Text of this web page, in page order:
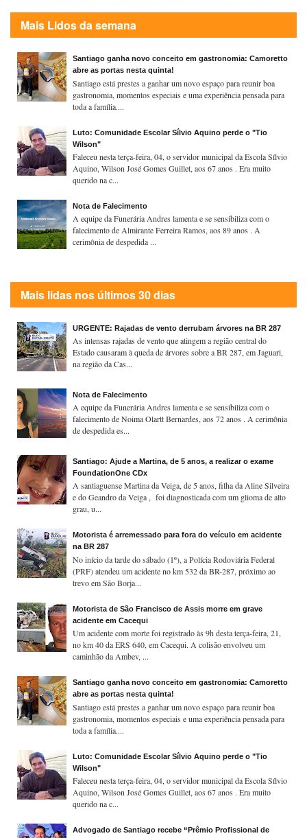
Mais Lidos da semana
Santiago ganha novo conceito em gastronomia: Camoretto
abre as portas nesta quinta!
Santiago está prestes a ganhar um novo espaço para reunir boa
gastronomia, momentos especiais e uma experiência pensada para
toda a família....
Luto: Comunidade Escolar Sílvio Aquino perde o "Tio
Wilson"
Faleceu nesta terça-feira, 04, o servidor municipal da Escola Sílvio
Aquino, Wilson José Gomes Guillet, aos 67 anos . Era muito
querido na c...
Nota de Falecimento
A equipe da Funerária Andres lamenta e se sensibiliza com o
falecimento de Almirante Ferreira Ramos, aos 89 anos . A
cerimônia de despedida ...
Mais lidas nos últimos 30 dias
URGENTE: Rajadas de vento derrubam árvores na BR 287
As intensas rajadas de vento que atingem a região central do
Estado causaram à queda de árvores sobre a BR 287, em Jaguari,
na região da Cas...
Nota de Falecimento
A equipe da Funerária Andres lamenta e se sensibiliza com o
falecimento de Noima Olartt Bernardes, aos 72 anos . A cerimônia
de despedida es...
Santiago: Ajude a Martina, de 5 anos, a realizar o exame
FoundationOne CDx
A santiaguense Martina da Veiga, de 5 anos, filha da Aline Silveira
e do Geandro da Veiga , foi diagnosticada com um glioma de alto
grau, u...
Motorista é arremessado para fora do veículo em acidente
na BR 287
No início da tarde do sábado (1º), a Polícia Rodoviária Federal
(PRF) atendeu um acidente no km 532 da BR-287, próximo ao
trevo em São Borja...
Motorista de São Francisco de Assis morre em grave
acidente em Cacequi
Um acidente com morte foi registrado às 9h desta terça-feira, 21,
no km 40 da ERS 640, em Cacequi. A colisão envolveu um
caminhão da Ambev, ...
Santiago ganha novo conceito em gastronomia: Camoretto
abre as portas nesta quinta!
Santiago está prestes a ganhar um novo espaço para reunir boa
gastronomia, momentos especiais e uma experiência pensada para
toda a família....
Luto: Comunidade Escolar Sílvio Aquino perde o "Tio
Wilson"
Faleceu nesta terça-feira, 04, o servidor municipal da Escola Sílvio
Aquino, Wilson José Gomes Guillet, aos 67 anos . Era muito
querido na c...
Advogado de Santiago recebe “Prêmio Profissional de